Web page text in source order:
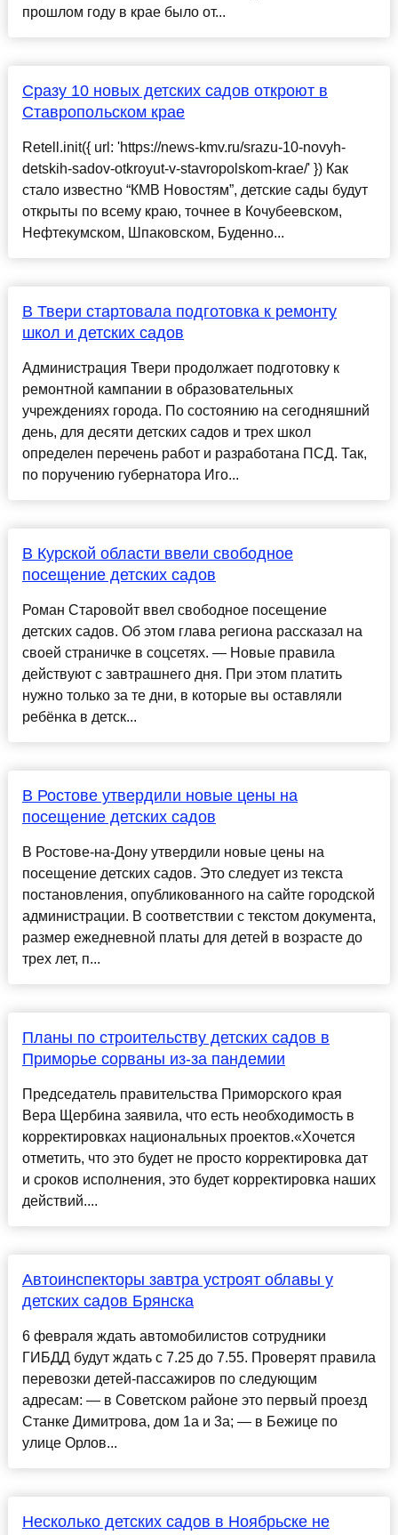
прошлом году в крае было от...
Сразу 10 новых детских садов откроют в
Ставропольском крае
Retell.init({ url: 'https://news-kmv.ru/srazu-10-novyh-
detskih-sadov-otkroyut-v-stavropolskom-krae/' }) Как
стало известно “КМВ Новостям”, детские сады будут
открыты по всему краю, точнее в Кочубеевском,
Нефтекумском, Шпаковском, Буденно...
В Твери стартовала подготовка к ремонту
школ и детских садов
Администрация Твери продолжает подготовку к
ремонтной кампании в образовательных
учреждениях города. По состоянию на сегодняшний
день, для десяти детских садов и трех школ
определен перечень работ и разработана ПСД. Так,
по поручению губернатора Иго...
В Курской области ввели свободное
посещение детских садов
Роман Старовойт ввел свободное посещение
детских садов. Об этом глава региона рассказал на
своей страничке в соцсетях. — Новые правила
действуют с завтрашнего дня. При этом платить
нужно только за те дни, в которые вы оставляли
ребёнка в детск...
В Ростове утвердили новые цены на
посещение детских садов
В Ростове-на-Дону утвердили новые цены на
посещение детских садов. Это следует из текста
постановления, опубликованного на сайте городской
администрации. В соответствии с текстом документа,
размер ежедневной платы для детей в возрасте до
трех лет, п...
Планы по строительству детских садов в
Приморье сорваны из-за пандемии
Председатель правительства Приморского края
Вера Щербина заявила, что есть необходимость в
корректировках национальных проектов.«Хочется
отметить, что это будет не просто корректировка дат
и сроков исполнения, это будет корректировка наших
действий....
Автоинспекторы завтра устроят облавы у
детских садов Брянска
6 февраля ждать автомобилистов сотрудники
ГИБДД будут ждать с 7.25 до 7.55. Проверят правила
перевозки детей-пассажиров по следующим
адресам: — в Советском районе это первый проезд
Станке Димитрова, дом 1а и 3а; — в Бежице по
улице Орлов...
Несколько детских садов в Ноябрьске не